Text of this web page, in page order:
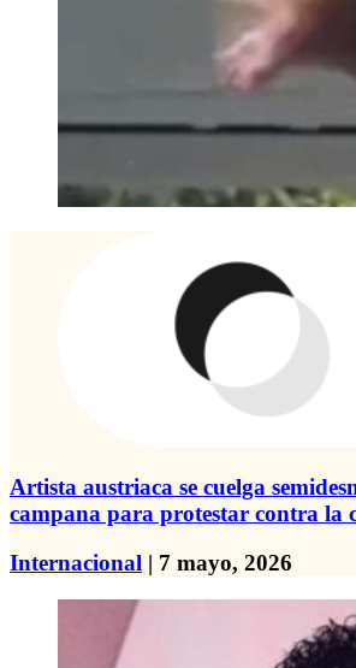
Artista austriaca se cuelga
campana para protestar contra la
Internacional | 7 mayo, 2026